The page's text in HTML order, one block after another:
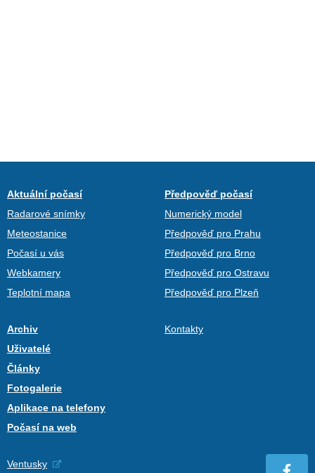
Aktuální počasí
Radarové snímky
Meteostanice
Počasí u vás
Webkamery
Teplotní mapa
Předpověď počasí
Numerický model
Předpověď pro Prahu
Předpověď pro Brno
Předpověď pro Ostravu
Předpověď pro Plzeň
Archiv
Uživatelé
Články
Fotogalerie
Aplikace na telefony
Počasí na web
Kontakty
Ventusky